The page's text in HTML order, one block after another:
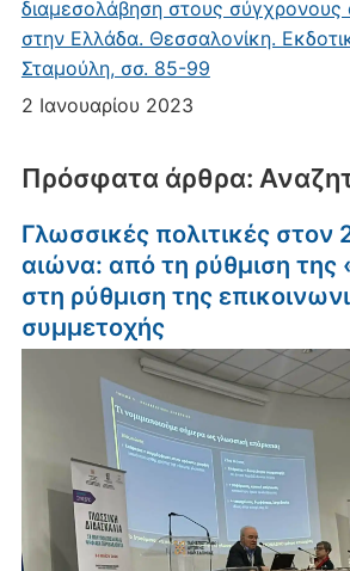
διαμεσολάβηση στους σύγχρονους
στην Ελλάδα. Θεσσαλονίκη.
Σταμούλη, σσ. 85-99
2 Ιανουαρίου 2023
Πρόσφατα άρθρα:
Γλωσσικές πολιτικές στον
αιώνα: από τη ρύθμιση της
στη ρύθμιση της
συμμετοχής